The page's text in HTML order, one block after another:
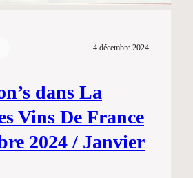
4 décembre 2024
dans La
Vins De France
2024 / Janvier